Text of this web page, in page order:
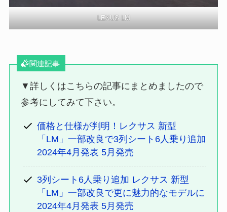
LEXUS LM
関連記事
▼詳しくはこちらの記事にまとめましたので
参考にしてみて下さい。
価格と仕様が判明！レクサス 新型
「LM」一部改良で3列シート6人乗り追加
2024年4月発表 5月発売
3列シート6人乗り追加 レクサス 新型
「LM」一部改良で更に魅力的なモデルに
2024年4月発表 5月発売